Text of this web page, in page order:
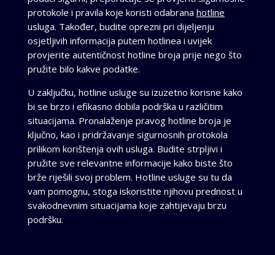
protokole i pravila koje koristi odabrana hotline
usluga. Također, budite oprezni pri dijeljenju
osjetljivih informacija putem hotlinea i uvijek
provjerite autentičnost hotline broja prije nego što
pružite bilo kakve podatke.
U zaključku, hotline usluge su izuzetno korisne kako
bi se brzo i efikasno dobila podrška u različitim
situacijama. Pronalaženje pravog hotline broja je
ključno, kao i pridržavanje sigurnosnih protokola
prilikom korištenja ovih usluga. Budite strpljivi i
pružite sve relevantne informacije kako biste što
brže riješili svoj problem. Hotline usluge su tu da
vam pomognu, stoga iskoristite njihovu prednost u
svakodnevnim situacijama koje zahtijevaju brzu
podršku.